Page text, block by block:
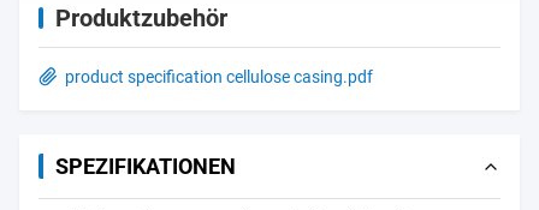
Produktzubehör
product specification cellulose casing.pdf
SPEZIFIKATIONEN